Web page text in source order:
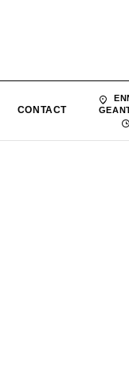
CONTACT